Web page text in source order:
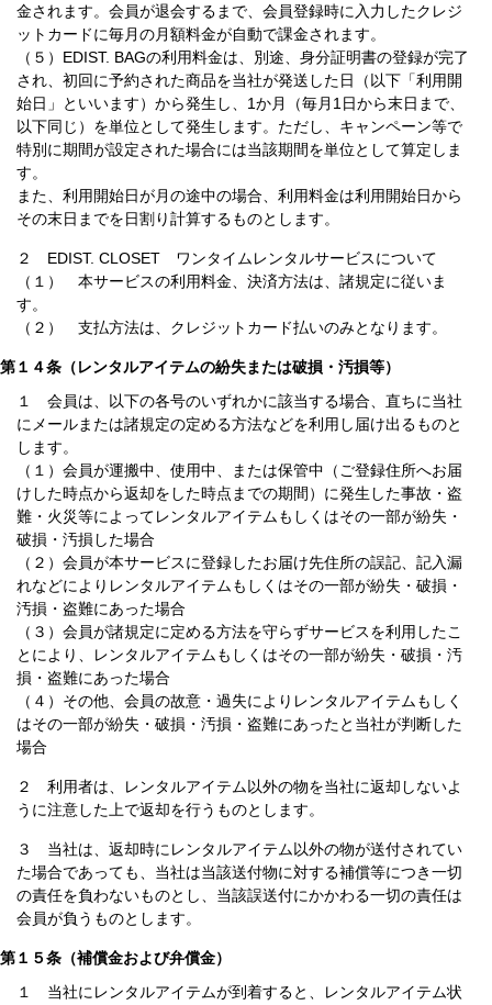
金されます。会員が退会するまで、会員登録時に入力したクレジ
ットカードに毎月の月額料金が自動で課金されます。
（５）EDIST. BAGの利用料金は、別途、身分証明書の登録が完了
され、初回に予約された商品を当社が発送した日（以下「利用開
始日」といいます）から発生し、1か月（毎月1日から末日まで、
以下同じ）を単位として発生します。ただし、キャンペーン等で
特別に期間が設定された場合には当該期間を単位として算定しま
す。
また、利用開始日が月の途中の場合、利用料金は利用開始日から
その末日までを日割り計算するものとします。
２ EDIST. CLOSET ワンタイムレンタルサービスについて
（１） 本サービスの利用料金、決済方法は、諸規定に従いま
す。
（２） 支払方法は、クレジットカード払いのみとなります。
第１４条（レンタルアイテムの紛失または破損・汚損等）
１ 会員は、以下の各号のいずれかに該当する場合、直ちに当社
にメールまたは諸規定の定める方法などを利用し届け出るものと
します。
（１）会員が運搬中、使用中、または保管中（ご登録住所へお届
けした時点から返却をした時点までの期間）に発生した事故・盗
難・火災等によってレンタルアイテムもしくはその一部が紛失・
破損・汚損した場合
（２）会員が本サービスに登録したお届け先住所の誤記、記入漏
れなどによりレンタルアイテムもしくはその一部が紛失・破損・
汚損・盗難にあった場合
（３）会員が諸規定に定める方法を守らずサービスを利用したこ
とにより、レンタルアイテムもしくはその一部が紛失・破損・汚
損・盗難にあった場合
（４）その他、会員の故意・過失によりレンタルアイテムもしく
はその一部が紛失・破損・汚損・盗難にあったと当社が判断した
場合
２ 利用者は、レンタルアイテム以外の物を当社に返却しないよ
うに注意した上で返却を行うものとします。
３ 当社は、返却時にレンタルアイテム以外の物が送付されてい
た場合であっても、当社は当該送付物に対する補償等につき一切
の責任を負わないものとし、当該誤送付にかかわる一切の責任は
会員が負うものとします。
第１５条（補償金および弁償金）
１ 当社にレンタルアイテムが到着すると、レンタルアイテム状